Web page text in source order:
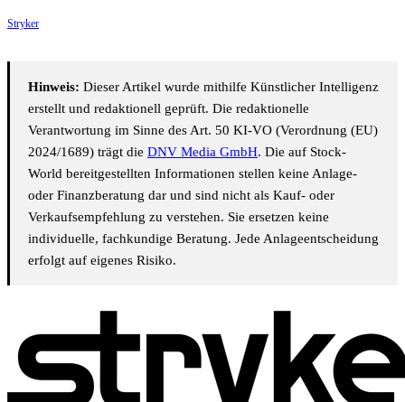
Stryker
Hinweis: Dieser Artikel wurde mithilfe Künstlicher Intelligenz
erstellt und redaktionell geprüft. Die redaktionelle
Verantwortung im Sinne des Art. 50 KI-VO (Verordnung (EU)
2024/1689) trägt die DNV Media GmbH. Die auf Stock-
World bereitgestellten Informationen stellen keine Anlage-
oder Finanzberatung dar und sind nicht als Kauf- oder
Verkaufsempfehlung zu verstehen. Sie ersetzen keine
individuelle, fachkundige Beratung. Jede Anlageentscheidung
erfolgt auf eigenes Risiko.